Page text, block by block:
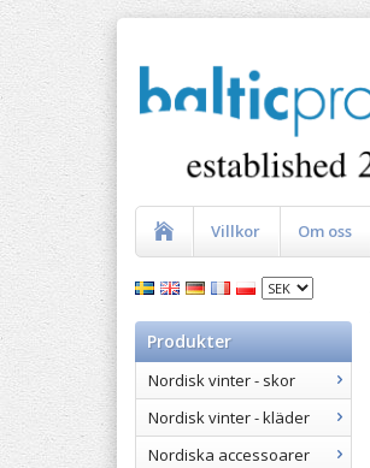
Villkor Om oss
Produkter
Nordisk vinter - skor
Nordisk vinter - kläder
Nordiska accessoarer